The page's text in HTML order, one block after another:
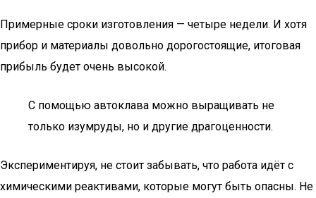
Примерные сроки изготовления — четыре недели. И хотя
прибор и материалы довольно дорогостоящие, итоговая
прибыль будет очень высокой.
С помощью автоклава можно выращивать не
только изумруды, но и другие драгоценности.
Экспериментируя, не стоит забывать, что работа идёт с
химическими реактивами, которые могут быть опасны. Не